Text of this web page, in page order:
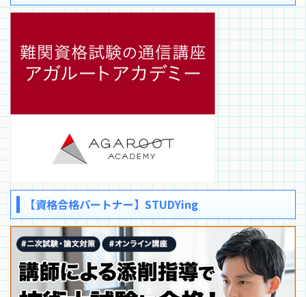
【資格合格パートナー】STUDYing